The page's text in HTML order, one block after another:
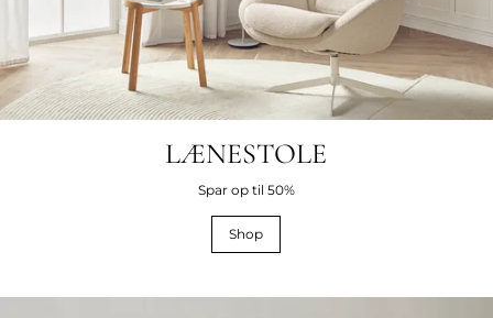
LÆNESTOLE
Spar op til 50%
Shop